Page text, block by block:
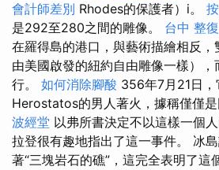
會計師差別 Rhodes的保護者）i。
是292至280之間的雕像。 台中 整復
在羅得島的港口，與藝術描繪相反
由美國啟發的紐約自由雕像一樣）
行。 如何消除腳酸 356年7月21日，
Herostatos的男人著火，據稱僅僅是
波經堂 以弗所書決定不以這樣一個
拉登很有趣地指出了這一事件。 冰
著“三塊岩石的礁”，這完全表明了這